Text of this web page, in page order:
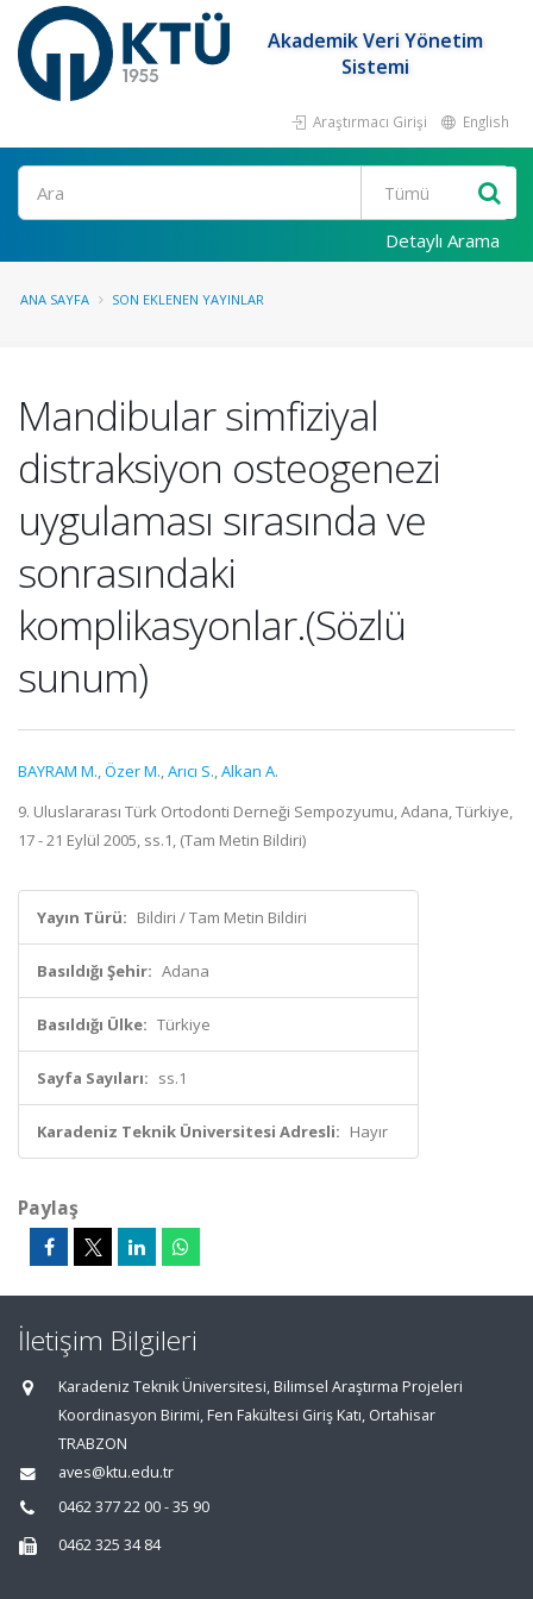
Akademik Veri Yönetim
Sistemi
Araştırmacı Girişi English
Ara
Detaylı Arama
ANA SAYFA SON EKLENEN YAYINLAR
Mandibular simfiziyal
distraksiyon osteogenezi
uygulaması sırasında ve
sonrasındaki
komplikasyonlar.(Sözlü
sunum)
BAYRAM M.,Özer M.,Arıcı S.,Alkan A.
9. Uluslararası Türk Ortodonti Derneği Sempozyumu, Adana, Türkiye,
17 - 21 Eylül 2005, ss.1, (Tam Metin Bildiri)
Yayın Türü: Bildiri / Tam Metin Bildiri
Basıldığı Şehir: Adana
Basıldığı Ülke: Türkiye
Sayfa Sayıları: ss.1
Karadeniz Teknik Üniversitesi Adresli: Hayır
Paylaş
İletişim Bilgileri
Karadeniz Teknik Üniversitesi, Bilimsel Araştırma Projeleri
Koordinasyon Birimi, Fen Fakültesi Giriş Katı, Ortahisar
TRABZON
aves@ktu.edu.tr
0462 377 22 00 - 35 90
0462 325 34 84